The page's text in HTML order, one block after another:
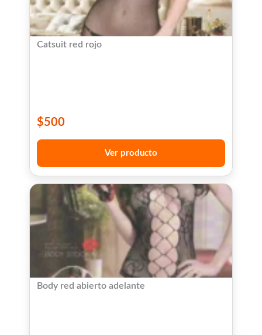
Catsuit red rojo
$500
Ver producto
Body red abierto adelante